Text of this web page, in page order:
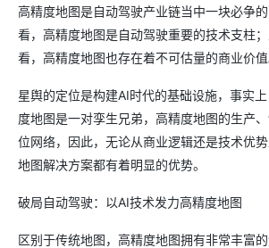
高精度地图是自动驾驶产业链当中一块必争
看，高精度地图是自动驾驶重要的技术支柱
看，高精度地图也存在着不可估量的商业价值
星舆的定位是构建AI时代的基础设施，事实
度地图是一对孪生兄弟，高精度地图的生产
位网络，因此，无论从商业逻辑还是技术优
地图解决方案都有着明显的优势。
破局自动驾驶：以AI技术发力高精度地图
区别于传统地图，高精度地图拥有非常丰富